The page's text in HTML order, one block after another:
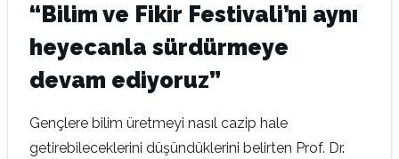
“Bilim ve Fikir Festivali’ni aynı
heyecanla sürdürmeye
devam ediyoruz”
Gençlere bilim üretmeyi nasıl cazip hale
getirebileceklerini düşündüklerini belirten Prof. Dr.